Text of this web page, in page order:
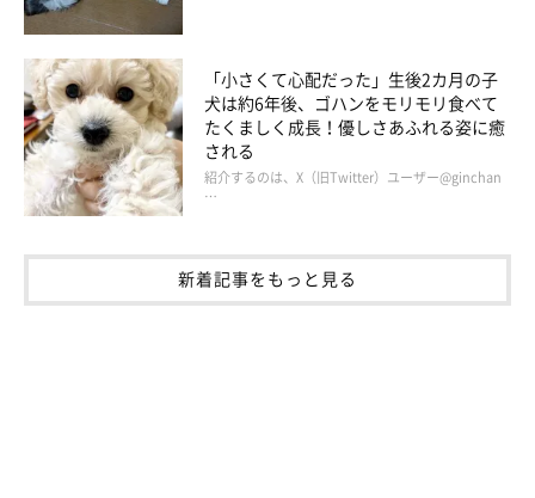
@itita_itita
また、グミちゃんと生活する中で飼い主さんが幸せに感じるエピ
ソードも教えてもらいました。
飼い主さん：
「毎日の散歩が楽しいです。仕事の後に散歩に行くんですが、
コニコしてるグミちゃんを見ると元気をもらえます」
「小さくて心配だった」生後2カ月の子
犬は約6年後、ゴハンをモリモリ食べて
たくましく成長！優しさあふれる姿に癒
される
紹介するのは、X（旧Twitter）ユーザー@ginchan
…
新着記事をもっと見る